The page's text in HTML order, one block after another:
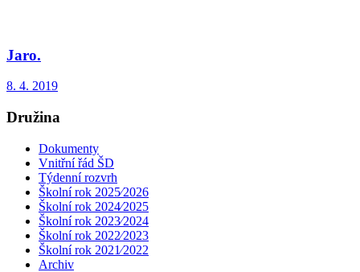
Jaro.
8. 4. 2019
Družina
Dokumenty
Vnitřní řád ŠD
Týdenní rozvrh
Školní rok 2025⁄2026
Školní rok 2024⁄2025
Školní rok 2023⁄2024
Školní rok 2022⁄2023
Školní rok 2021⁄2022
Archiv